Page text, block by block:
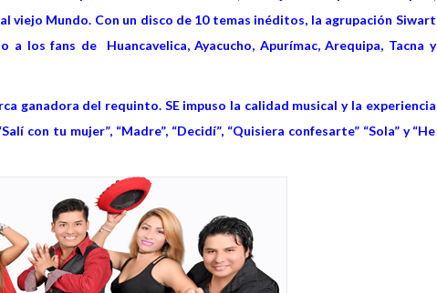
viejo Mundo. Con un disco de 10 temas inéditos, la agrupación Siwart
los fans de Huancavelica, Ayacucho, Apurímac, Arequipa, Tacna y
ganadora del requinto. SE impuso la calidad musical y la experiencia
con tu mujer”, “Madre”, “Decidí”, “Quisiera confesarte” “Sola” y “He